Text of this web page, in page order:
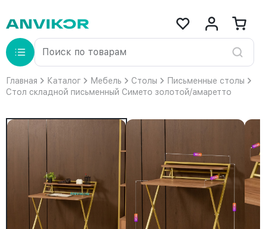
Главная Каталог Мебель Столы
Письменные столы
Стол складной письменный Симетo золотой/амаретто